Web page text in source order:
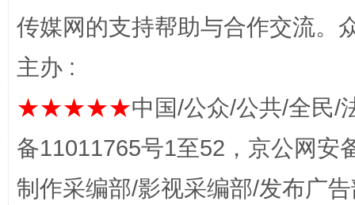
习近平的博鳌关键词
传媒网的支持帮助与合作交流。
主办 :
★★★★★中国/公众/公共/全民/
备11011765号1至52，京公网安
制作采编部/影视采编部/发布广